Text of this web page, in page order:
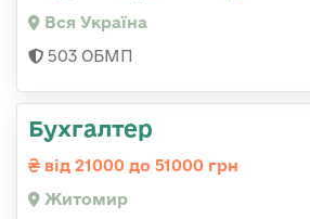
Вся Україна
503 ОБМП
Бухгалтер
від 21000 до 51000 грн
Житомир